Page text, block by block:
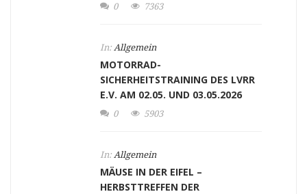
0 7363
In: Allgemein
MOTORRAD-
SICHERHEITSTRAINING DES LVRR
E.V. AM 02.05. UND 03.05.2026
0 5903
In: Allgemein
MÄUSE IN DER EIFEL –
HERBSTTREFFEN DER